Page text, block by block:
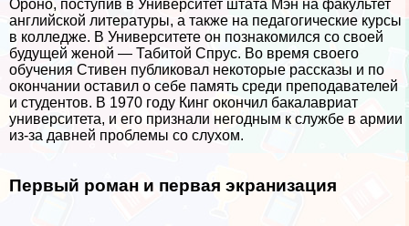
Ороно, поступив в Университет штата Мэн на факультет
английской литературы, а также на педагогические курсы
в колледже. В Университете он познакомился со своей
будущей женой — Табитой Спрус. Во время своего
обучения Стивен публиковал некоторые рассказы и по
окончании оставил о себе память среди преподавателей
и студентов. В 1970 году Кинг окончил бакалавриат
университета, и его признали негодным к службе в армии
из-за давней проблемы со слухом.
Первый роман и первая экранизация